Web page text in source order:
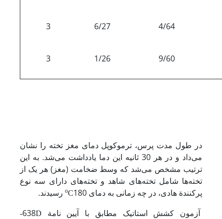
3 6/27 4/64
3 1/26 9/60
در طول مدت پرس، ترموکوپل دمای مغز تخته را نشان
می‌داد و در هر 30 ثانیه این دما یادداشت می‌شد. به این
ترتیب مشخص می‌شد که وسط ضخامت (مغز) هر یک از
تخته‌ها شامل تخته‌های شاهد و تخته‌های دارای سه نوع
پرکنندة هادی، در چه زمانی به دمای
oC180 رسیدند
.
آزمون کشش استاتیک مطابق با آیین نامة 638
D-